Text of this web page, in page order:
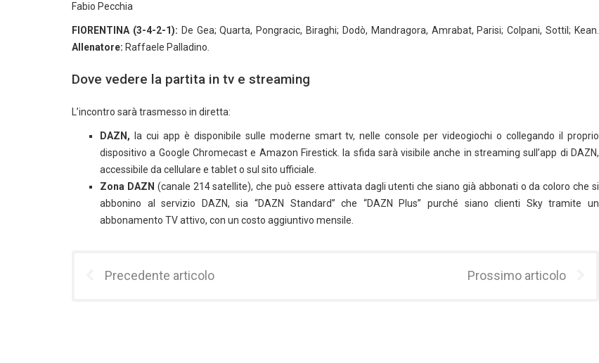
Fabio Pecchia
FIORENTINA (3-4-2-1): De Gea; Quarta, Pongracic, Biraghi; Dodò, Mandragora, Amrabat, Parisi; Colpani, Sottil; Kean.
Allenatore: Raffaele Palladino.
Dove vedere la partita in tv e streaming
L’incontro sarà trasmesso in diretta:
DAZN, la cui app è disponibile sulle moderne smart tv, nelle console per videogiochi o collegando il proprio
dispositivo a Google Chromecast e Amazon Firestick. la sfida sarà visibile anche in streaming sull’app di DAZN,
accessibile da cellulare e tablet o sul sito ufficiale.
Zona DAZN (canale 214 satellite), che può essere attivata dagli utenti che siano già abbonati o da coloro che si
abbonino al servizio DAZN, sia “DAZN Standard” che “DAZN Plus” purché siano clienti Sky tramite un
abbonamento TV attivo, con un costo aggiuntivo mensile.
Precedente articolo Prossimo articolo